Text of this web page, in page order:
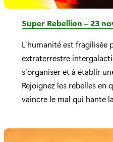
Super Rebellion – 23
L'humanité est fragilisée
extraterrestre
s'organiser et à établir
Rejoignez les rebelles en
vaincre le mal qui hante